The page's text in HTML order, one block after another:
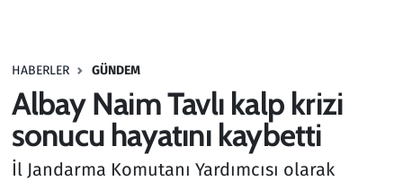
HABERLER GÜNDEM
Albay Naim Tavlı kalp krizi
sonucu hayatını kaybetti
İl Jandarma Komutanı Yardımcısı olarak
Haber
Kültür Sanat
Kurumsal Haberler